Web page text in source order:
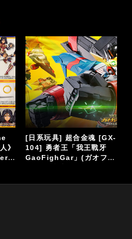
[日系玩具] Action Toys
「ACTION合金」系列
《百獸王》VOLTRON
[日系